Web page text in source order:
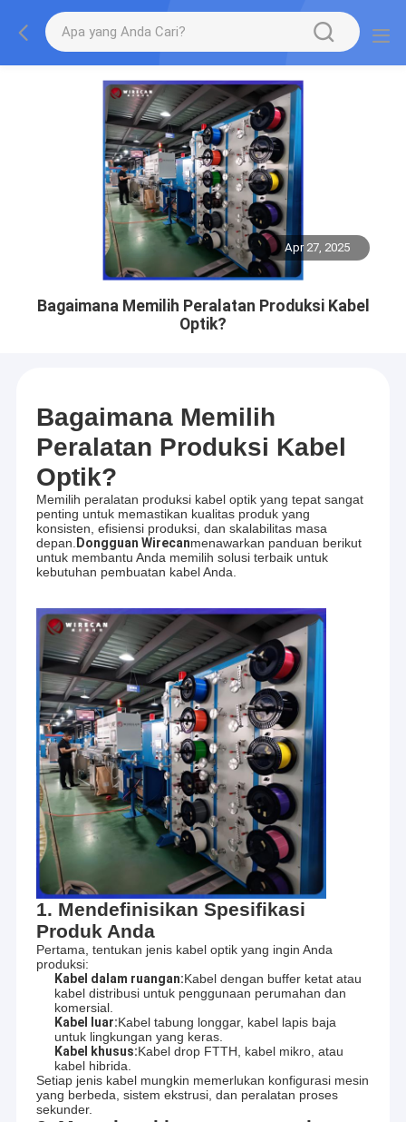
Apr 27, 2025
Bagaimana Memilih Peralatan Produksi Kabel
Optik?
Bagaimana Memilih
Peralatan Produksi Kabel
Optik?
Memilih peralatan produksi kabel optik yang tepat sangat
penting untuk memastikan kualitas produk yang
konsisten, efisiensi produksi, dan skalabilitas masa
depan. Dongguan Wirecanmenawarkan panduan berikut
untuk membantu Anda memilih solusi terbaik untuk
kebutuhan pembuatan kabel Anda.
1. Mendefinisikan Spesifikasi
Produk Anda
Pertama, tentukan jenis kabel optik yang ingin Anda
produksi:
Kabel dalam ruangan:Kabel dengan buffer ketat atau
kabel distribusi untuk penggunaan perumahan dan
komersial.
Kabel luar:Kabel tabung longgar, kabel lapis baja
untuk lingkungan yang keras.
Kabel khusus:Kabel drop FTTH, kabel mikro, atau
kabel hibrida.
Setiap jenis kabel mungkin memerlukan konfigurasi mesin
yang berbeda, sistem ekstrusi, dan peralatan proses
sekunder.